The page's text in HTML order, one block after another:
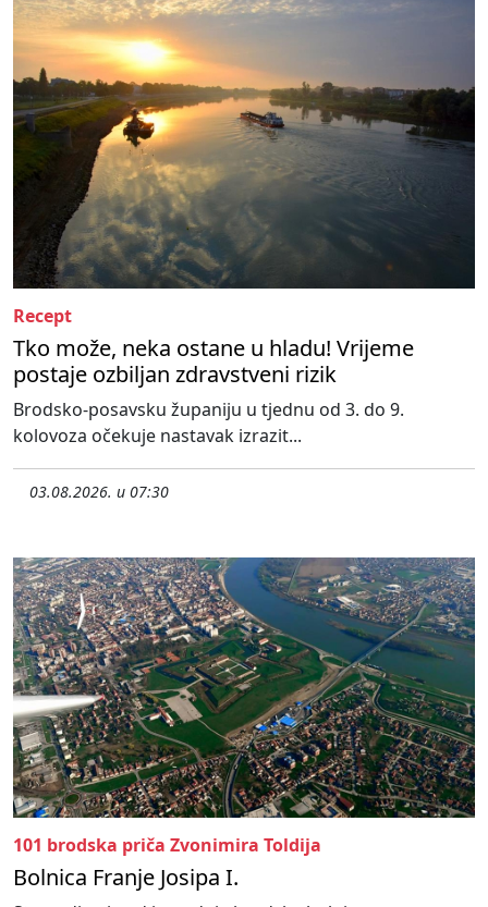
Recept
Tko može, neka ostane u hladu! Vrijeme
postaje ozbiljan zdravstveni rizik
Brodsko-posavsku županiju u tjednu od 3. do 9.
kolovoza očekuje nastavak izrazit...
03.08.2026. u 07:30
101 brodska priča Zvonimira Toldija
Bolnica Franje Josipa I.